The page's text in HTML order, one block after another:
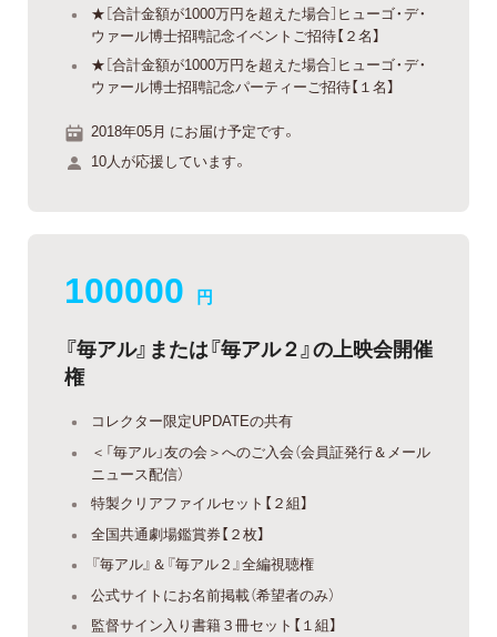
★［合計金額が1000万円を超えた場合］ヒューゴ・デ・
ウァール博士招聘記念イベントご招待【２名】
★［合計金額が1000万円を超えた場合］ヒューゴ・デ・
ウァール博士招聘記念パーティーご招待【１名】
2018年05月 にお届け予定です。
10人が応援しています。
100000 円
『毎アル』または『毎アル２』の上映会開催
権
コレクター限定UPDATEの共有
＜「毎アル」友の会＞へのご入会（会員証発行＆メール
ニュース配信）
特製クリアファイルセット【２組】
全国共通劇場鑑賞券【２枚】
『毎アル』＆『毎アル２』全編視聴権
公式サイトにお名前掲載（希望者のみ）
監督サイン入り書籍３冊セット【１組】